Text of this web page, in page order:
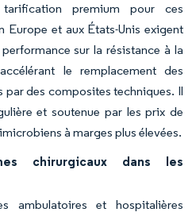
premium pour ces
Europe et aux États-Unis exigent
sur la résistance à la
le remplacement des
des composites techniques. Il
et soutenue par les prix de
à marges plus élevées.
chirurgicaux dans les
ambulatoires et hospitalières